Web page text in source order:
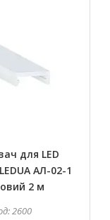
для LED
АЛ-02-1
2 м
2600